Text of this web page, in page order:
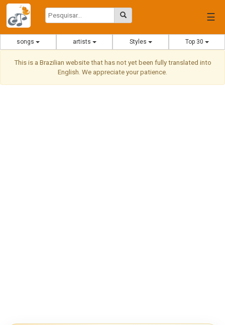
☰
songs artists Styles Top 30
This is a Brazilian website that has not yet been fully translated into
English. We appreciate your patience.